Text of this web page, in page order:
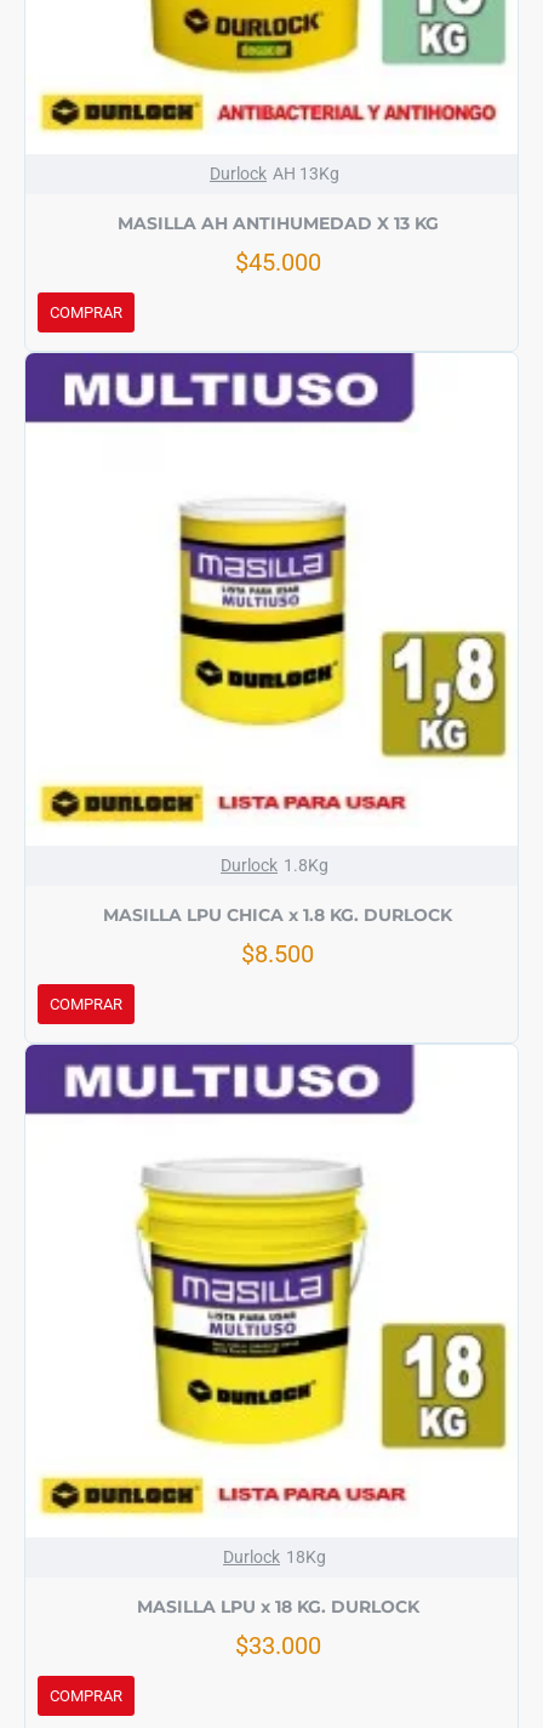
Durlock AH 13Kg
MASILLA AH ANTIHUMEDAD X 13 KG
$45.000
COMPRAR
Durlock 1.8Kg
MASILLA LPU CHICA x 1.8 KG. DURLOCK
$8.500
COMPRAR
Durlock 18Kg
MASILLA LPU x 18 KG. DURLOCK
$33.000
COMPRAR